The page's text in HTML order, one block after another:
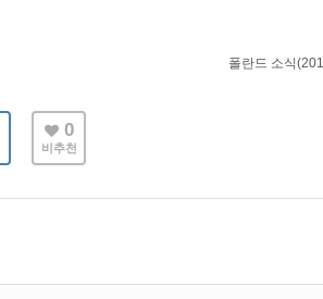
폴란드 소식
0
비추천